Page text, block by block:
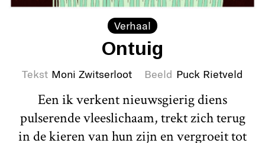
Verhaal
Ontuig
Tekst Moni Zwitserloot Beeld Puck Rietveld
Een ik verkent nieuwsgierig diens
pulserende vleeslichaam, trekt zich terug
in de kieren van hun zijn en vergroeit tot